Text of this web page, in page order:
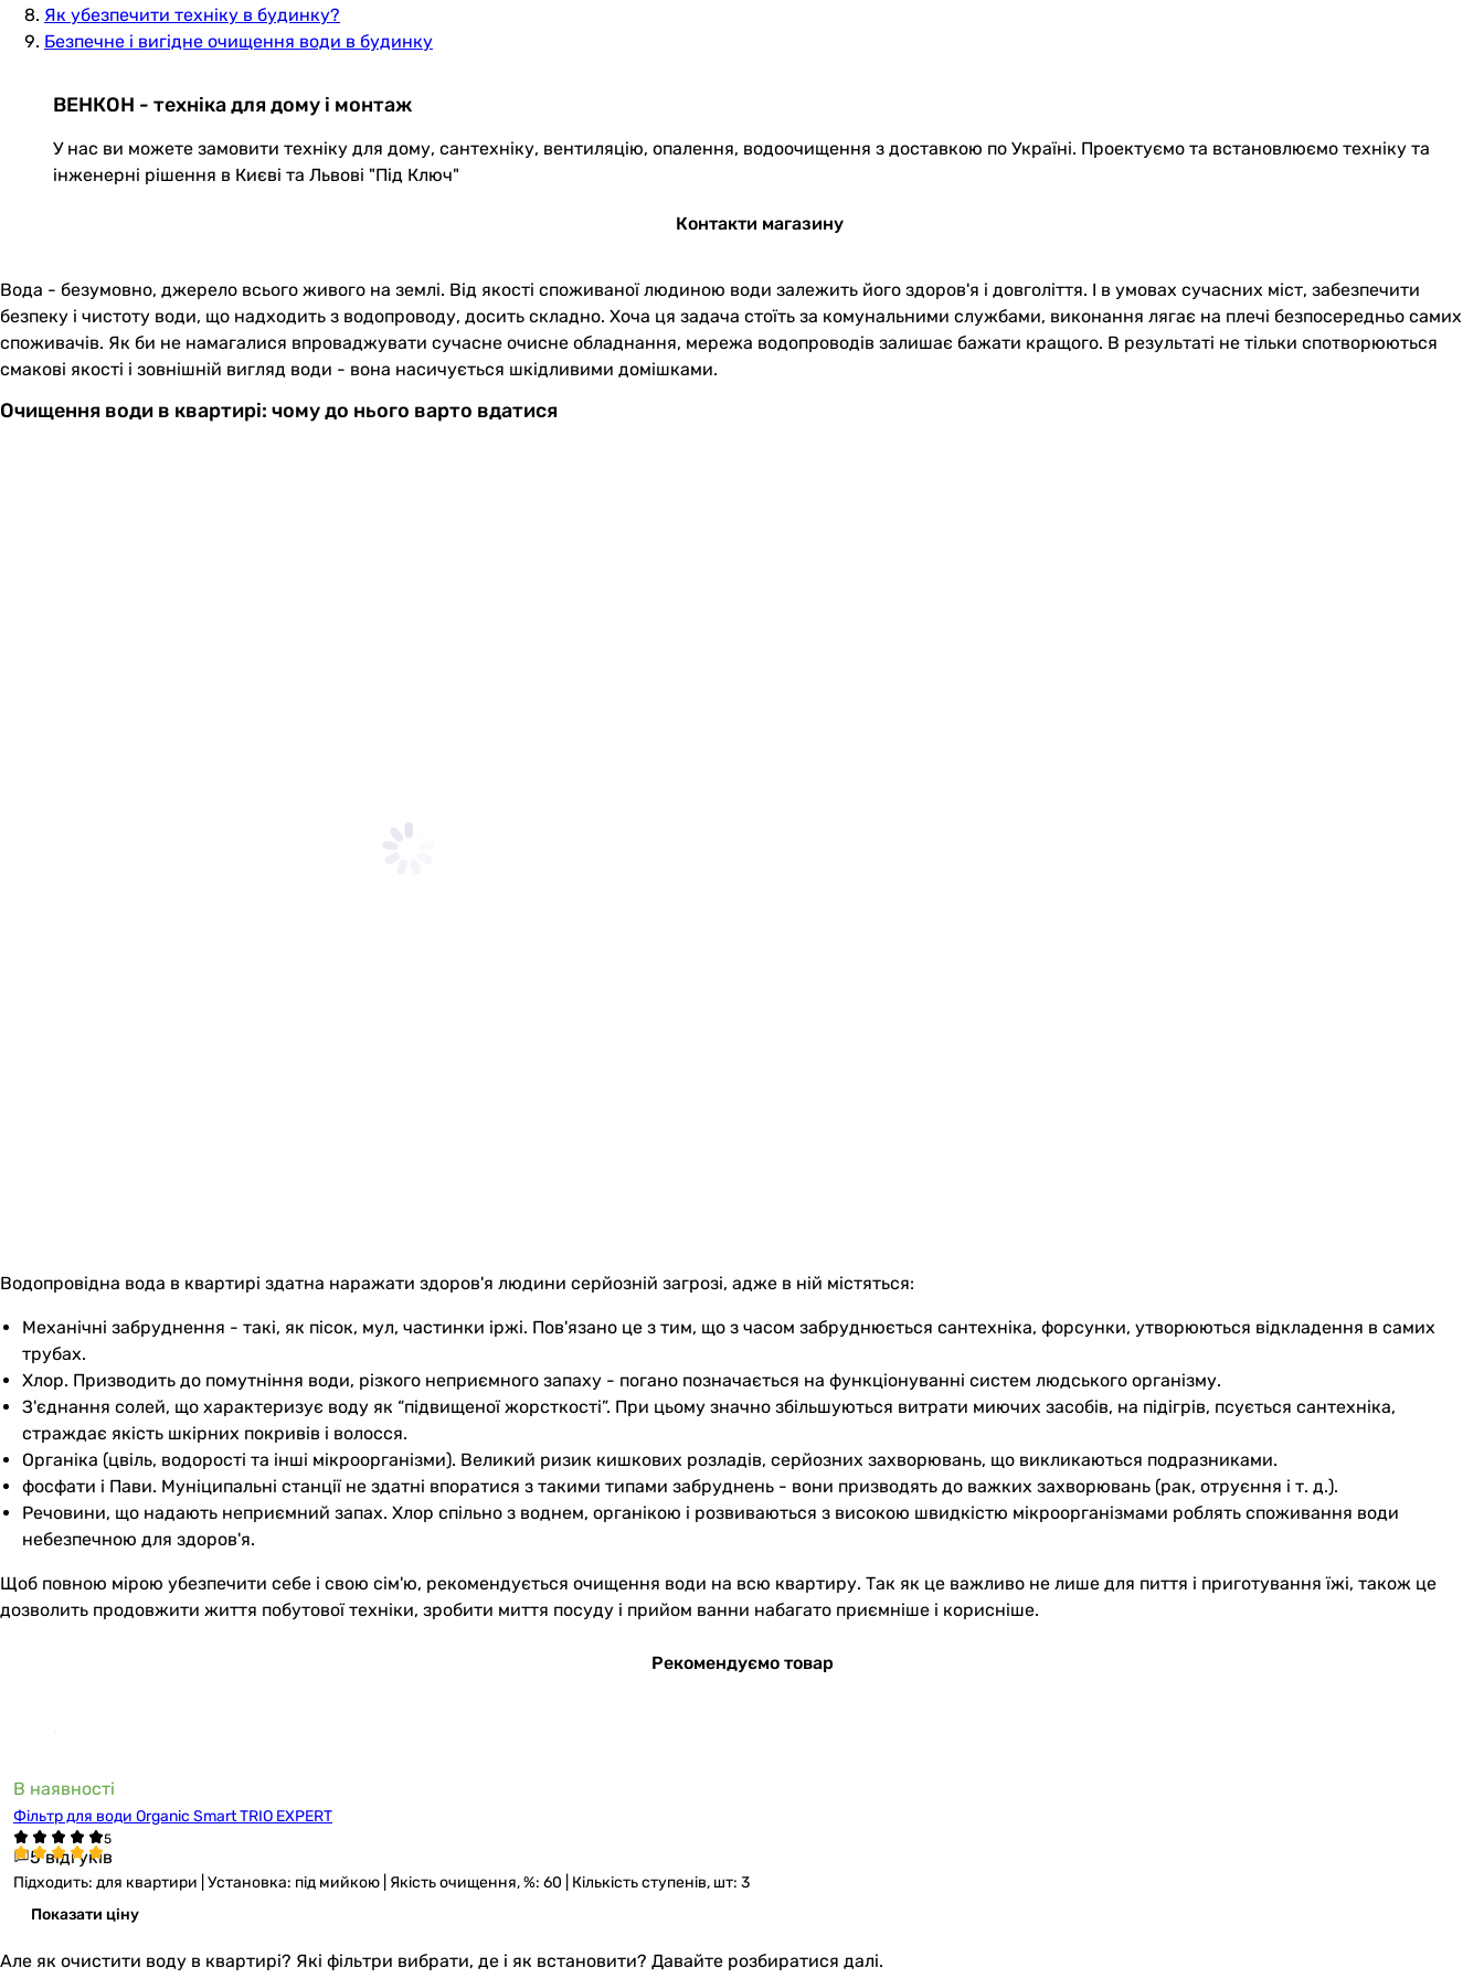
Як убезпечити техніку в будинку?
Безпечне і вигідне очищення води в будинку
ВЕНКОН - техніка для дому і монтаж
У нас ви можете замовити техніку для дому, сантехніку, вентиляцію, опалення, водоочищення з доставкою по Україні. Проектуємо та встановлюємо техніку та
інженерні рішення в Києві та Львові "Під Ключ"
Контакти магазину
Вода - безумовно, джерело всього живого на землі. Від якості споживаної людиною води залежить його здоров'я і довголіття. І в умовах сучасних міст, забезпечити
безпеку і чистоту води, що надходить з водопроводу, досить складно. Хоча ця задача стоїть за комунальними службами, виконання лягає на плечі безпосередньо самих
споживачів. Як би не намагалися впроваджувати сучасне очисне обладнання, мережа водопроводів залишає бажати кращого. В результаті не тільки спотворюються
смакові якості і зовнішній вигляд води - вона насичується шкідливими домішками.
Очищення води в квартирі: чому до нього варто вдатися
Водопровідна вода в квартирі здатна наражати здоров'я людини серйозній загрозі, адже в ній містяться:
Механічні забруднення - такі, як пісок, мул, частинки іржі. Пов'язано це з тим, що з часом забруднюється сантехніка, форсунки, утворюються відкладення в самих
трубах.
Хлор. Призводить до помутніння води, різкого неприємного запаху - погано позначається на функціонуванні систем людського організму.
З'єднання солей, що характеризує воду як “підвищеної жорсткості”. При цьому значно збільшуються витрати миючих засобів, на підігрів, псується сантехніка,
страждає якість шкірних покривів і волосся.
Органіка (цвіль, водорості та інші мікроорганізми). Великий ризик кишкових розладів, серйозних захворювань, що викликаються подразниками.
фосфати і Пави. Муніципальні станції не здатні впоратися з такими типами забруднень - вони призводять до важких захворювань (рак, отруєння і т. д.).
Речовини, що надають неприємний запах. Хлор спільно з воднем, органікою і розвиваються з високою швидкістю мікроорганізмами роблять споживання води
небезпечною для здоров'я.
Щоб повною мірою убезпечити себе і свою сім'ю, рекомендується очищення води на всю квартиру. Так як це важливо не лише для пиття і приготування їжі, також це
дозволить продовжити життя побутової техніки, зробити миття посуду і прийом ванни набагато приємніше і корисніше.
Рекомендуємо товар
В наявності
Фільтр для води Organic Smart TRIO EXPERT
5 відгуків
Підходить: для квартири | Установка: під мийкою | Якість очищення, %: 60 | Кількість ступенів, шт: 3
Показати ціну
Але як очистити воду в квартирі? Які фільтри вибрати, де і як встановити? Давайте розбиратися далі.